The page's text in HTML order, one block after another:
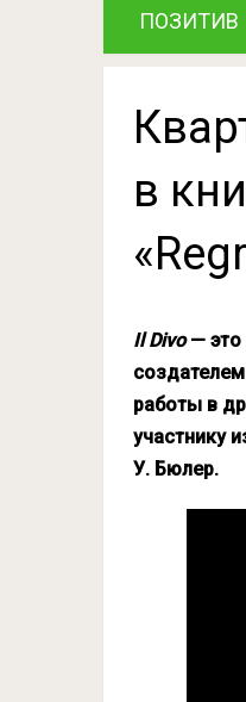
ПОЗИТИВ
в
Il Divo— это
работы в
участнику
У. Бюлер.